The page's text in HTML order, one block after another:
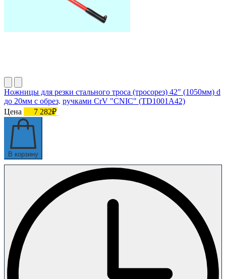
Ножницы для резки стального троса (тросорез) 42" (1050мм) d
до 20мм с обрез. ручками CrV "CNIC" (TD1001A42)
Цена
7 282₽
В корзину